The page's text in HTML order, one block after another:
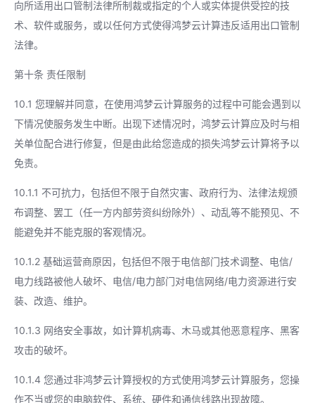
向所适用出口管制法律所制裁或指定的个人或实体提供受控的技
术、软件或服务，或以任何方式使得鸿梦云计算违反适用出口管制
法律。
第十条 责任限制
10.1 您理解并同意，在使用鸿梦云计算服务的过程中可能会遇到以
下情况使服务发生中断。出现下述情况时，鸿梦云计算应及时与相
关单位配合进行修复，但是由此给您造成的损失鸿梦云计算将予以
免责。
10.1.1 不可抗力，包括但不限于自然灾害、政府行为、法律法规颁
布调整、罢工（任一方内部劳资纠纷除外）、动乱等不能预见、不
能避免并不能克服的客观情况。
10.1.2 基础运营商原因，包括但不限于电信部门技术调整、电信/
电力线路被他人破坏、电信/电力部门对电信网络/电力资源进行安
装、改造、维护。
10.1.3 网络安全事故，如计算机病毒、木马或其他恶意程序、黑客
攻击的破坏。
10.1.4 您通过非鸿梦云计算授权的方式使用鸿梦云计算服务，您操
作不当或您的电脑软件、系统、硬件和通信线路出现故障。